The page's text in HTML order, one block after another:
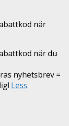
när
när du
nyhetsbrev =
Less